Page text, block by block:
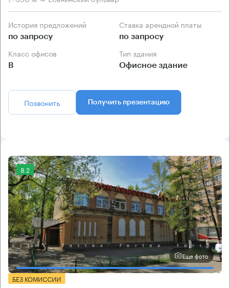
История предложений
по запросу
Ставка арендной платы
по запросу
Класс офисов
B
Тип здания
Офисное здание
Позвонить Получить презентацию
8.2
Еще фото
БЕЗ КОМИССИИ